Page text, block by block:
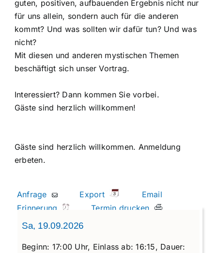
guten, positiven, aufbauenden Ergebnis nicht nur
für uns allein, sondern auch für die anderen
kommt? Und was sollten wir dafür tun? Und was
nicht?
Mit diesen und anderen mystischen Themen
beschäftigt sich unser Vortrag.
Interessiert? Dann kommen Sie vorbei.
Gäste sind herzlich willkommen!
Gäste sind herzlich willkommen. Anmeldung
erbeten.
Anfrage Export
Email
Erinnerung
Termin drucken
Sa, 19.09.2026
Beginn: 17:00 Uhr, Einlass ab: 16:15, Dauer: